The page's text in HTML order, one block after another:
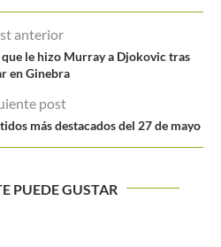
anterior
le hizo Murray a Djokovic tras
en Ginebra
post
más destacados del 27 de mayo
PUEDE GUSTAR